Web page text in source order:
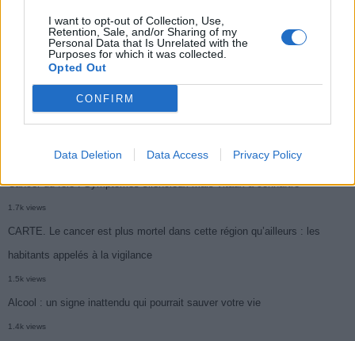
I want to opt-out of Collection, Use,
Retention, Sale, and/or Sharing of my
Personal Data that Is Unrelated with the
Purposes for which it was collected.
Opted Out
CONFIRM
Data Deletion Data Access Privacy Policy
Ce cancer mortel explose chez les personnes nées après 1980 : le
symptôme à repérer
1.9k views
Je suis cardiologue et voici le seul chocolat que je valide : c’est le
Cancer du foie : Symptômes silencieux mais vitaux à connaître
1.7k views
CARTE. Le cancer est plus mortel dans cette région qu’ailleurs : les
habitants appelés à la vigilance
1.5k views
Alcool : un signe inattendu qui pourrait sauver votre vie
1.4k views